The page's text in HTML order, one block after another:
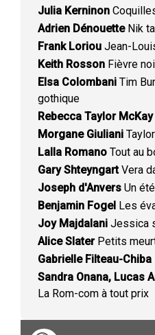
Julia Kerninon
Adrien DénouetteNik
Frank Loriou Jean-
Keith Rosson Fièvre
Elsa Colombani Tim
gothique
Rebecca Taylor McKay
Morgane Giuliani
Lalla Romano Tout au
Gary ShteyngartVera
Joseph d'Anvers Un
Benjamin Fogel Les
Joy Majdalani Jessica
Alice SlaterPetits
Gabrielle Filteau-Chiba
Sandra Onana, Lucas
La Rom-com à tout prix